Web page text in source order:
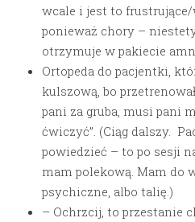
wcale i jest to frustrujące/
ponieważ chory –
otrzymuje w pakiecie
Ortopeda do pacjentki,
kulszową, bo
pani za gruba, musi pani
ćwiczyć”. (Ciąg dalszy.
powiedzieć – to po sesji
mam polekową. Mam do
psychiczne, albo talię.)
– Ochrzcij, to przestanie